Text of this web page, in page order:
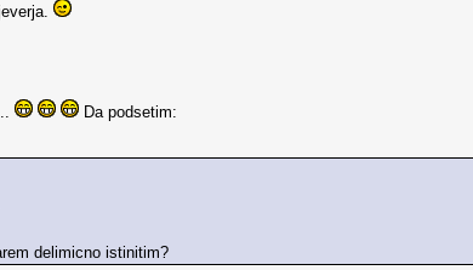
Da podsetim:
delimicno istinitim?